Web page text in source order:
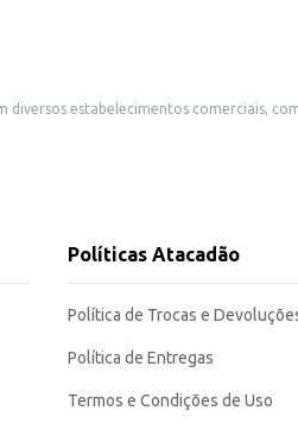
Políticas Atacadão
Política de Trocas e
Política de Entregas
Termos e Condições de Uso